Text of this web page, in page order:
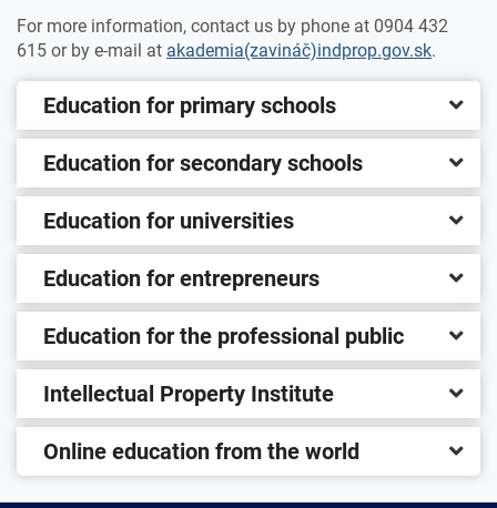
For more information, contact us by phone at 0904 432
615 or by e-mail at akademia(zavináč)indprop.gov.sk.
Education for primary schools
Education for secondary schools
Education for universities
Education for entrepreneurs
Education for the professional public
Intellectual Property Institute
Online education from the world